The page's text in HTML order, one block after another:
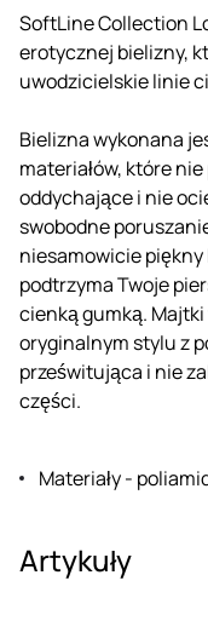
SoftLine Collection
erotycznej bielizny,
uwodzicielskie linie
Bielizna wykonana
materiałów, które
oddychające i nie
swobodne
niesamowicie
podtrzyma Twoje
cienką gumką.
oryginalnym stylu z
prześwitująca i nie
części.
Materiały -
Artykuły